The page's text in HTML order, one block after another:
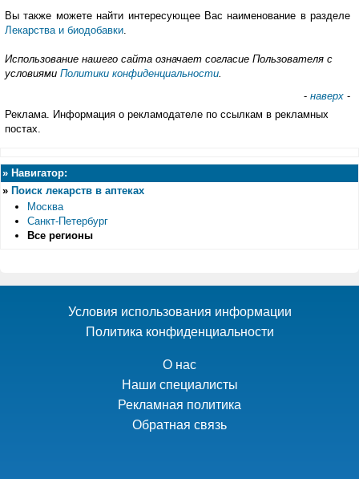
Вы также можете найти интересующее Вас наименование в разделе
Лекарства и биодобавки
Использование нашего сайта означает согласие Пользователя с
условиями Политики конфиденциальности
- наверх -
Реклама. Информация о рекламодателе по ссылкам в рекламных
постах.
» Навигатор:
» Поиск лекарств в аптеках
Москва
Санкт-Петербург
Все регионы
Условия использования информации
Политика конфиденциальности
О нас
Наши специалисты
Рекламная политика
Обратная связь